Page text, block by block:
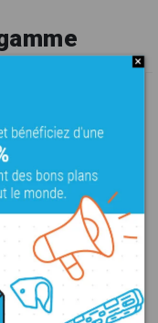
Dual texture